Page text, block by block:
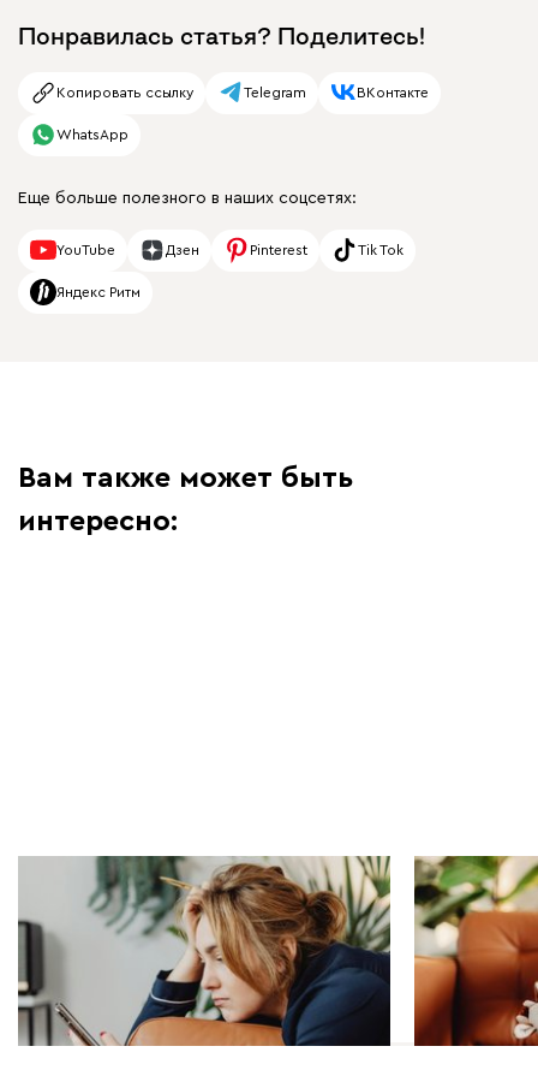
Понравилась статья? Поделитесь!
Копировать ссылку Telegram ВКонтакте
WhatsApp
Еще больше полезного в наших соцсетях:
YouTube Дзен Pinterest Tik Tok
Яндекс Ритм
Вам также может быть
интересно:
Мебель в деталях | 29.10.2025
Чем оттереть ручку с
кожаного дивана
Мебель в
Чем